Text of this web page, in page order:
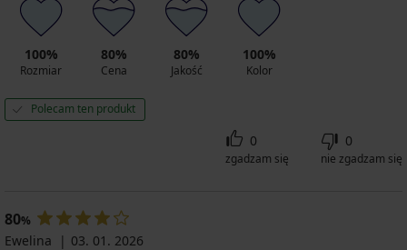
100%
Rozmiar
80%
Cena
80%
Jakość
100%
Kolor
Polecam ten produkt
0
zgadzam się
0
nie zgadzam się
80%
Ewelina
03. 01. 2026